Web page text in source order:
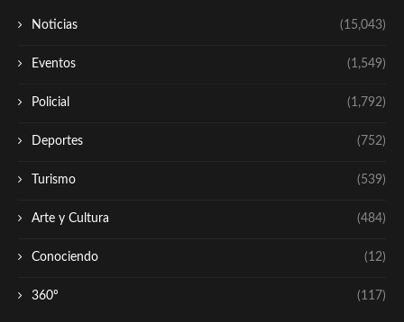
Noticias (15,043)
Eventos (1,549)
Policial (1,792)
Deportes (752)
Turismo (539)
Arte y Cultura (484)
Conociendo (12)
360º (117)